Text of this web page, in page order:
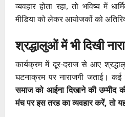
व्यवहार होता रहा, तो भविष्य में
मीडिया को लेकर आयोजकों को
श्रद्धालुओं में भी दिखी
कार्यक्रम में दूर-दराज से आए
घटनाक्रम पर नाराजगी जताई।
समाज को आईना दिखाने की उम्मीद
मंच पर इस तरह का व्यवहार करें, तो